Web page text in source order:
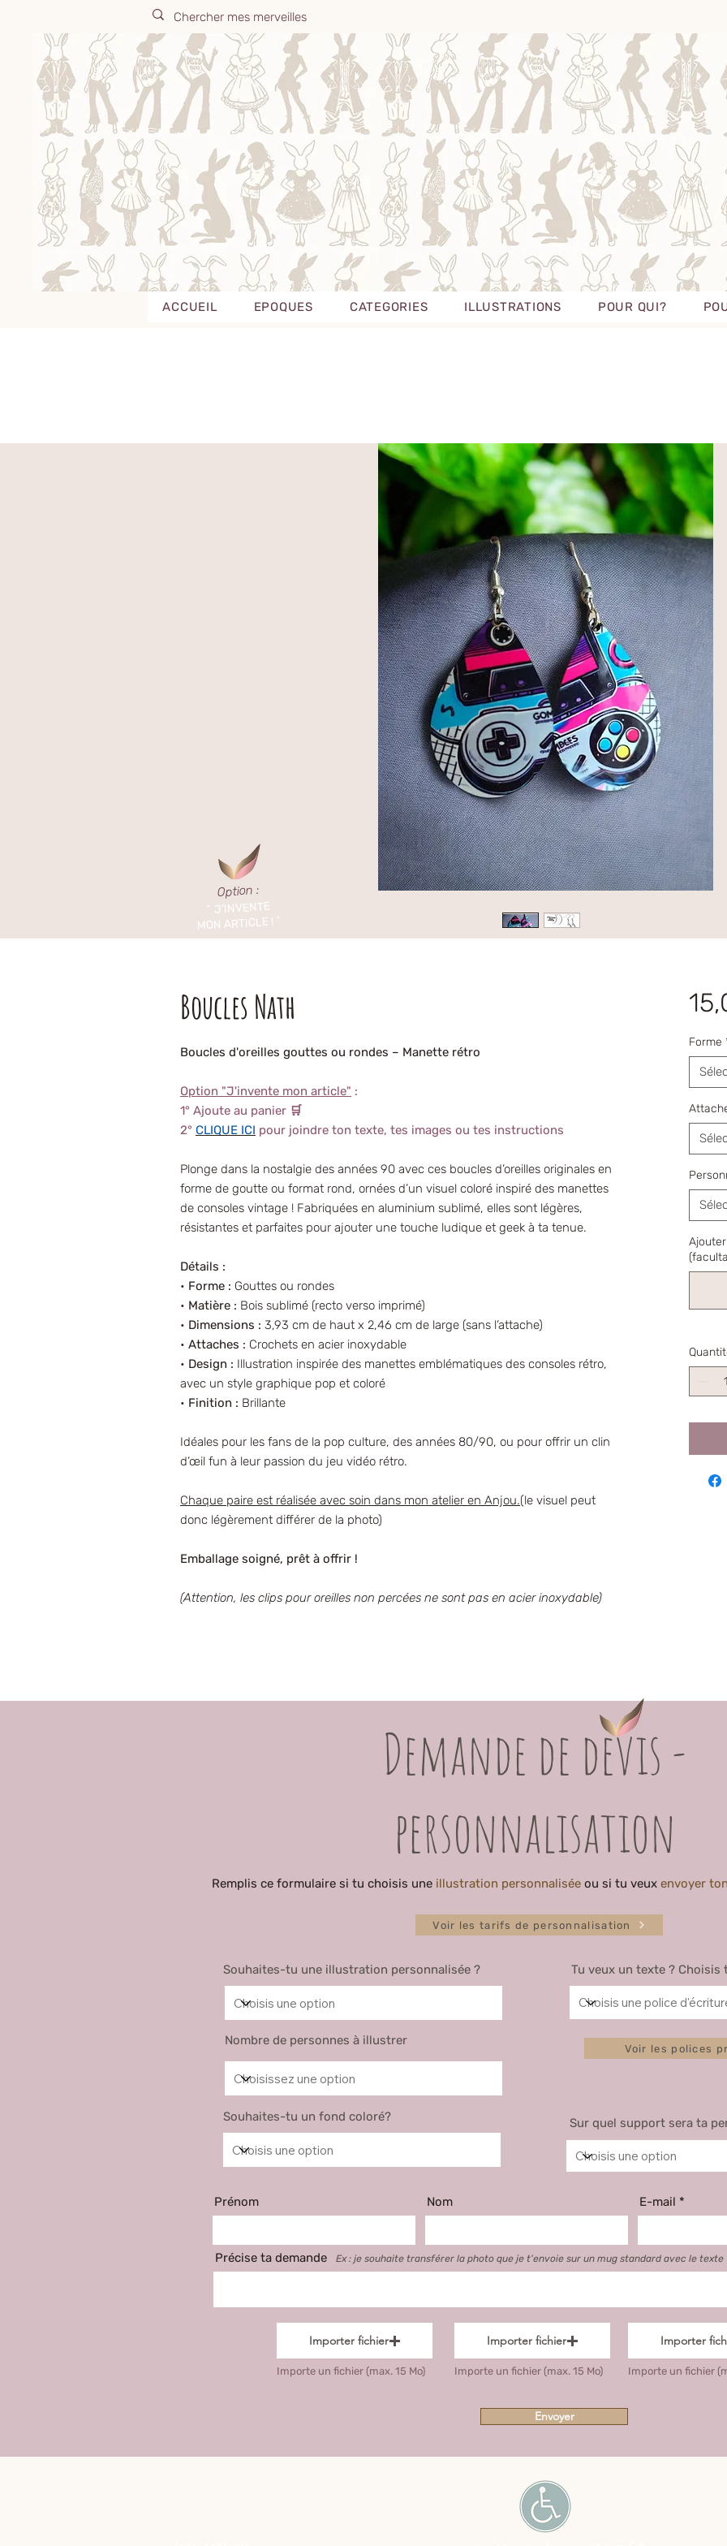
ACCUEIL EPOQUES CATEGORIES ILLUSTRATIONS POUR QUI?
Boucles Nath
Boucles d'oreilles gouttes ou rondes – Manette rétro
Option "J'invente mon article" :
1° Ajoute au panier 🛒
2° CLIQUE ICI pour joindre ton texte, tes images ou tes instructions
Plonge dans la nostalgie des années 90 avec ces boucles d’oreilles originales en
forme de goutte ou format rond, ornées d’un visuel coloré inspiré des manettes
de consoles vintage ! Fabriquées en aluminium sublimé, elles sont légères,
résistantes et parfaites pour ajouter une touche ludique et geek à ta tenue.
Détails :
• Forme : Gouttes ou rondes
• Matière : Bois sublimé (recto verso imprimé)
• Dimensions : 3,93 cm de haut x 2,46 cm de large (sans l’attache)
• Attaches : Crochets en acier inoxydable
• Design : Illustration inspirée des manettes emblématiques des consoles rétro,
avec un style graphique pop et coloré
• Finition : Brillante
Idéales pour les fans de la pop culture, des années 80/90, ou pour offrir un clin
d’œil fun à leur passion du jeu vidéo rétro.
Chaque paire est réalisée avec soin dans mon atelier en Anjou.(le visuel peut
donc légèrement différer de la photo)
Emballage soigné, prêt à offrir !
(Attention, les clips pour oreilles non percées ne sont pas en acier inoxydable)
Forme
J'INVENTE
MON ARTICLE !
Option :
Demande de devis -
personnalisation
Remplis ce formulaire si tu choisis une illustration personnaliséeou si tu veux envoyer
Voir les tarifs de personnalisation
Souhaites-tu une illustration personnalisée ?
Nombre de personnes à illustrer
Souhaites-tu un fond coloré?
Tu veux un texte ? Choisis
Voir les polices
Sur quel support sera ta
Prénom Nom E-mail
Précise ta demande Ex : je souhaite transférer la photo que je t'envoie sur un mug standard avec le texte
Importer fichier
Importe un fichier (max. 15 Mo)
Importer fichier
Importe un fichier (max. 15 Mo)
Importer
Importe un fichier
Envoyer